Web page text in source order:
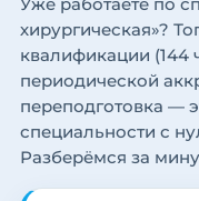
хирургическая»?
квалификации (144
периодической
переподготовка —
специальности с
Разберёмся за